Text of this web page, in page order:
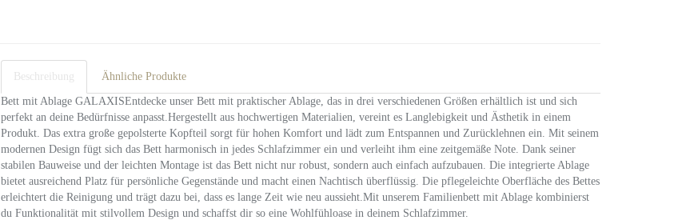
Beschreibung Ähnliche Produkte
Bett mit Ablage GALAXISEntdecke unser Bett mit praktischer Ablage, das in drei verschiedenen Größen erhältlich ist und sich
perfekt an deine Bedürfnisse anpasst.Hergestellt aus hochwertigen Materialien, vereint es Langlebigkeit und Ästhetik in einem
Produkt. Das extra große gepolsterte Kopfteil sorgt für hohen Komfort und lädt zum Entspannen und Zurücklehnen ein. Mit seinem
modernen Design fügt sich das Bett harmonisch in jedes Schlafzimmer ein und verleiht ihm eine zeitgemäße Note. Dank seiner
stabilen Bauweise und der leichten Montage ist das Bett nicht nur robust, sondern auch einfach aufzubauen. Die integrierte Ablage
bietet ausreichend Platz für persönliche Gegenstände und macht einen Nachtisch überflüssig. Die pflegeleichte Oberfläche des Bettes
erleichtert die Reinigung und trägt dazu bei, dass es lange Zeit wie neu aussieht.Mit unserem Familienbett mit Ablage kombinierst
du Funktionalität mit stilvollem Design und schaffst dir so eine Wohlfühloase in deinem Schlafzimmer.